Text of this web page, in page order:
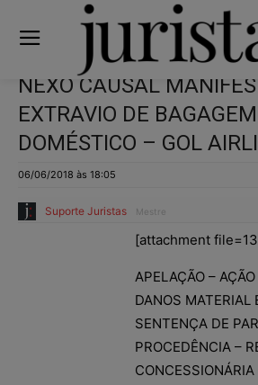
NEXO CAUSAL
EXTRAVIO DE
DOMÉSTICO – GOL
06/06/2018 às 18:05
Suporte Juristas Mestre
[attachment
APELAÇÃO –
DANOS MATERIAL
SENTENÇA DE
PROCEDÊNCIA –
CONCESSIONÁRIA